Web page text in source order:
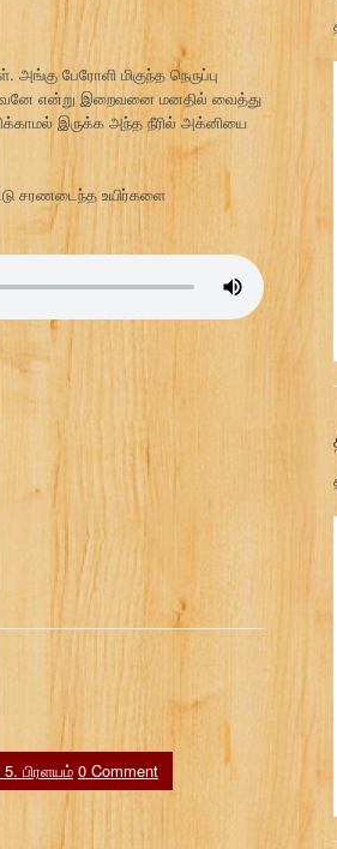
பேரோளி மிகுந்த நெருப்பு
என்று இறைவனை மனதில் வைத்து
இருக்க அந்த நீரில் அக்னியை
சரணடைந்த உயிர்களை
பிரளயம் 0 Comment